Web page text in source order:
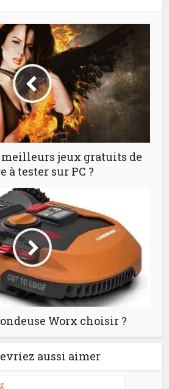
meilleurs jeux gratuits de
à tester sur PC ?
Worx choisir ?
aussi aimer